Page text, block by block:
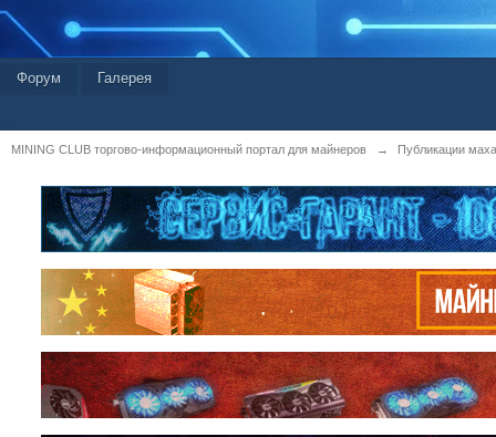
Форум Галерея
MINING CLUB торгово-информационный портал для майнеров → Публикации